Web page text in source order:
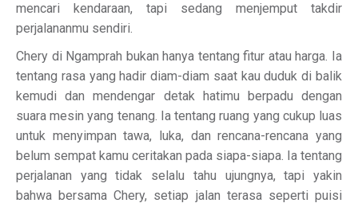
mencari kendaraan, tapi sedang menjemput takdir
perjalananmu sendiri.
Chery di Ngamprah bukan hanya tentang fitur atau harga. Ia
tentang rasa yang hadir diam-diam saat kau duduk di balik
kemudi dan mendengar detak hatimu berpadu dengan
suara mesin yang tenang. Ia tentang ruang yang cukup luas
untuk menyimpan tawa, luka, dan rencana-rencana yang
belum sempat kamu ceritakan pada siapa-siapa. Ia tentang
perjalanan yang tidak selalu tahu ujungnya, tapi yakin
bahwa bersama Chery, setiap jalan terasa seperti puisi